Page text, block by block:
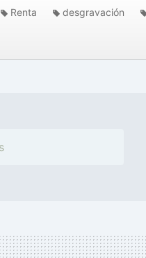
Renta desgravación